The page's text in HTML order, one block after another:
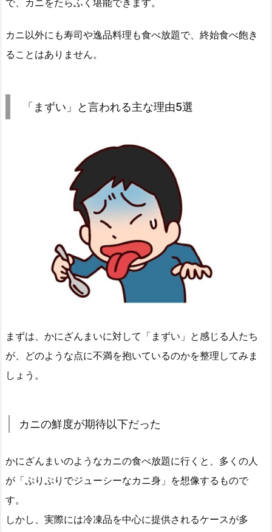
で、カニをたらふく堪能できます。
カニ以外にも寿司や逸品料理も食べ放題で、終始食べ飽き
ることはありません。
「まずい」と言われる主な理由5選
まずは、かにざんまいに対して「まずい」と感じる人たち
が、どのような点に不満を抱いているのかを整理してみま
しょう。
カニの鮮度が期待以下だった
かにざんまいのようなカニの食べ放題に行くと、多くの人
が「ぷりぷりでジューシーなカニ身」を想像するもので
す。
しかし、実際には冷凍品を中心に提供されるケースが多